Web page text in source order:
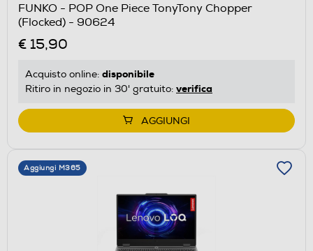
FUNKO - POP One Piece TonyTony Chopper
(Flocked) - 90624
€ 15,90
Acquisto online: disponibile
Ritiro in negozio in 30' gratuito: verifica
AGGIUNGI
Aggiungi M365